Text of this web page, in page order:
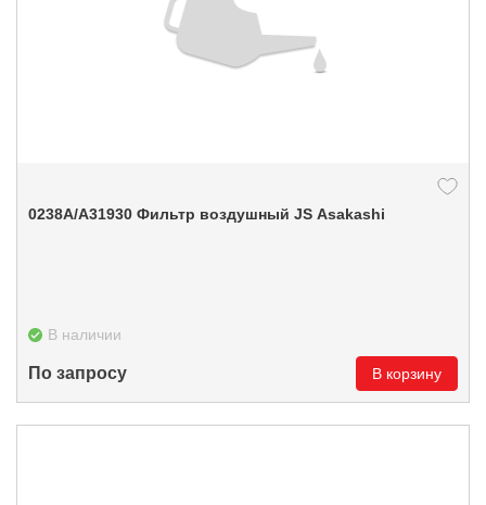
0238А/A31930 Фильтр воздушный JS Asakashi
В наличии
По запросу В корзину